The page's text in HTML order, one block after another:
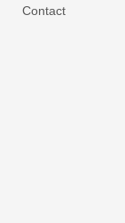
Contact